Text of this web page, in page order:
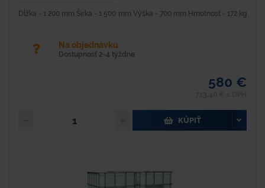
Dĺžka - 1 200 mm Šírka - 1 500 mm Výška - 700 mm Hmotnosť - 172 kg
Na objednávku
Dostupnosť 2-4 týždne
580 €
KÚPIŤ